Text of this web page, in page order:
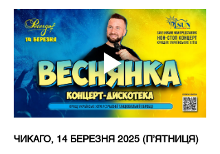
ЧИКАГО, 14 БЕРЕЗНЯ 2025 (П’ЯТНИЦЯ)